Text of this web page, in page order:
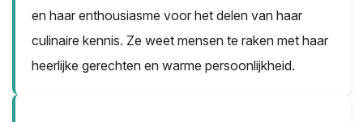
en haar enthousiasme voor het delen van haar
culinaire kennis. Ze weet mensen te raken met haar
heerlijke gerechten en warme persoonlijkheid.